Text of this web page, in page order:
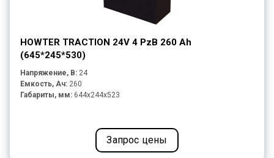
HOWTER TRACTION 24V 4 PzB 260 Ah
(645*245*530)
Напряжение, В: 24
Емкость, Ач: 260
Габариты, мм: 644x244x523
Запрос цены